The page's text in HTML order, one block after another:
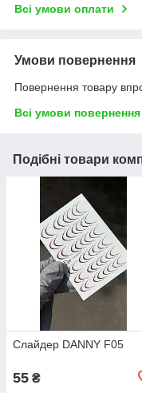
Всі умови оплати
Умови повернення
Повернення товару
Всі умови повернення
Подібні товари
Слайдер DANNY F05
55 ₴